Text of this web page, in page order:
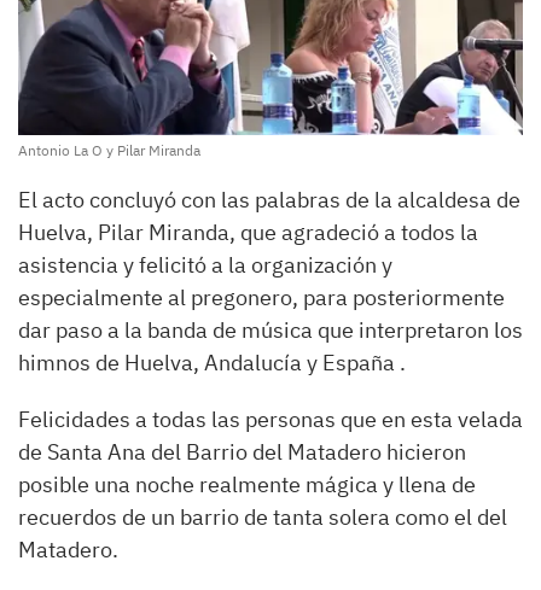
Antonio La O y Pilar Miranda
El acto concluyó con las palabras de la alcaldesa de
Huelva, Pilar Miranda, que agradeció a todos la
asistencia y felicitó a la organización y
especialmente al pregonero, para posteriormente
dar paso a la banda de música que interpretaron los
himnos de Huelva, Andalucía y España .
Felicidades a todas las personas que en esta velada
de Santa Ana del Barrio del Matadero hicieron
posible una noche realmente mágica y llena de
recuerdos de un barrio de tanta solera como el del
Matadero.